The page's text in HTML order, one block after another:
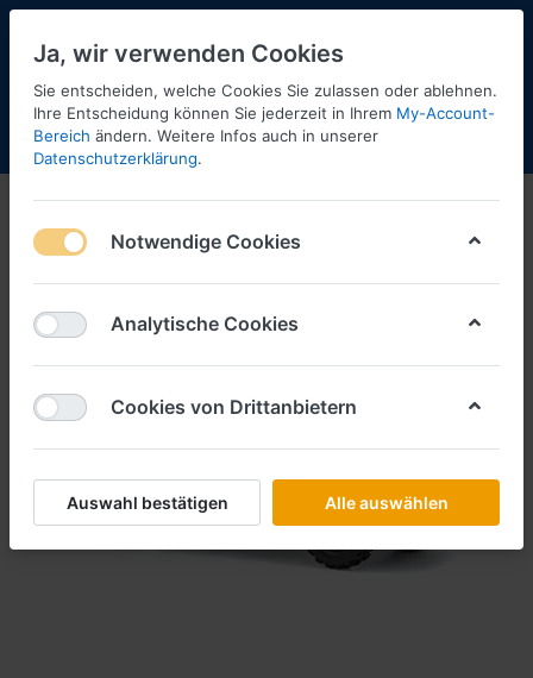
Menü Anmelden Shopaktualisierung
Ja, wir verwenden Cookies
Sie entscheiden, welche Cookies Sie zulassen oder ablehnen.
Ihre Entscheidung können Sie jederzeit in Ihrem My-Account-
Bereich ändern. Weitere Infos auch in unserer
Datenschutzerklärung.
Notwendige Cookies
Analytische Cookies
Cookies von Drittanbietern
Auswahl bestätigen Alle auswählen